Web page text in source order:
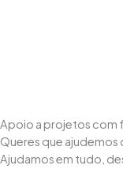
Apoio a projetos com
Queres que
Ajudamos em tudo,